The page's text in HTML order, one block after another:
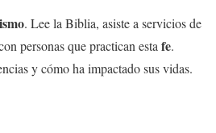
. Lee la Biblia, asiste a servicios de
personas que practican esta fe.
y cómo ha impactado sus vidas.